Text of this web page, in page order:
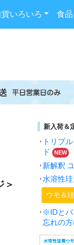
いろいろ 食品
＞
新入荷＆
トリプ
ド
NEW
新解釈
水溶性
ウモ＆
※IDとパ
忘れの